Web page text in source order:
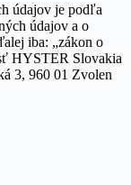
údajov je podľa
údajov a o
iba: „zákon o
HYSTER Slovakia
3, 960 01 Zvolen